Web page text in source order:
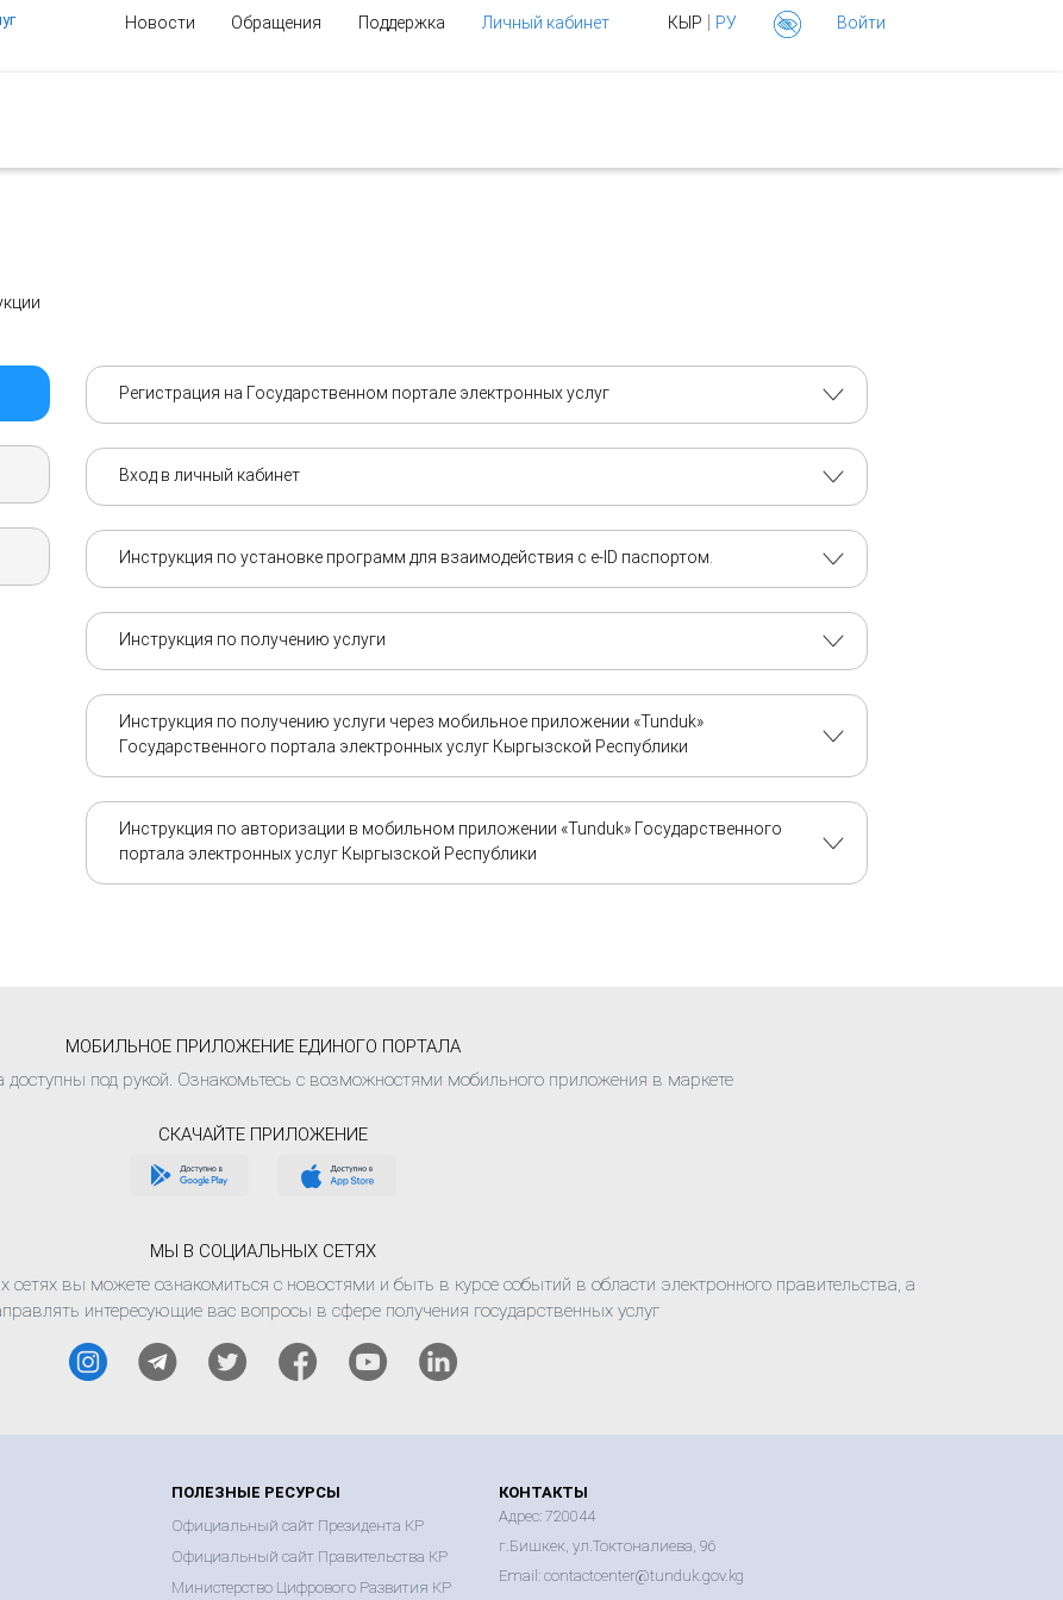
Новости Обращения Поддержка Личный кабинет КЫР | РУ Войти
Регистрация на Государственном портале электронных услуг
Вход в личный кабинет
Инструкция по установке программ для взаимодействия с e-ID паспортом.
Инструкция по получению услуги
Инструкция по получению услуги через мобильное приложении «Tunduk»
Государственного портала электронных услуг Кыргызской Республики
Инструкция по авторизации в мобильном приложении «Tunduk» Государственного
портала электронных услуг Кыргызской Республики
МОБИЛЬНОЕ ПРИЛОЖЕНИЕ ЕДИНОГО ПОРТАЛА
доступны под рукой. Ознакомьтесь с возможностями мобильного приложения в маркете
СКАЧАЙТЕ ПРИЛОЖЕНИЕ
МЫ В СОЦИАЛЬНЫХ СЕТЯХ
вы можете ознакомиться с новостями и быть в курсе событий в области электронного правительства, а
интересующие вас вопросы в сфере получения государственных услуг
ПОЛЕЗНЫЕ РЕСУРСЫ
Официальный сайт Президента КР
Официальный сайт Правительства КР
Министерство Цифрового Развития КР
КОНТАКТЫ
Адрес: 720044
г.Бишкек, ул.Токтоналиева, 96
Email: contactcenter@tunduk.gov.kg